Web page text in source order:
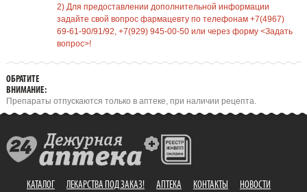
2) Для предоставлении дополнительной информации
задайте свой вопрос фармацевту по телефонам +7(4967)
69-61-90/91/92, +7(929) 945-00-50 или через форму <Задать
вопрос>!
ОБРАТИТЕ
ВНИМАНИЕ:
Препараты отпускаются только в аптеке, при наличии рецепта.
КАТАЛОГ ЛЕКАРСТВА ПОД ЗАКАЗ! АПТЕКА КОНТАКТЫ НОВОСТИ